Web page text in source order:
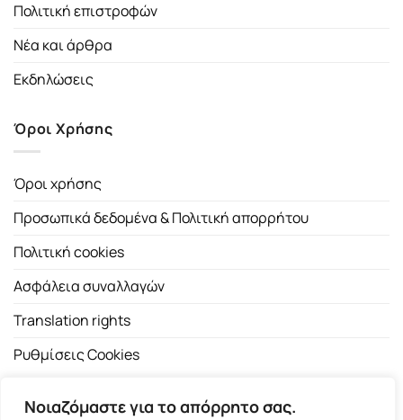
Νοιαζόμαστε για το απόρρητο σας.
Πολιτική επιστροφών
Νέα και άρθρα
Εκδηλώσεις
Όροι Χρήσης
Όροι χρήσης
Προσωπικά δεδομένα & Πολιτική απορρήτου
Πολιτική cookies
Ασφάλεια συναλλαγών
Translation rights
Ρυθμίσεις Cookies